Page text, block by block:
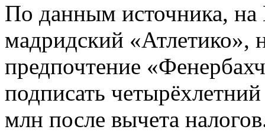
По данным источника, на
мадридский «Атлетико»,
предпочтение
подписать
млн после вычета